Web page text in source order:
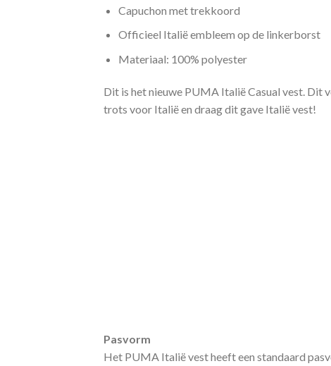
Capuchon met trekkoord
Officieel Italië embleem op de linkerborst
Materiaal: 100% polyester
Dit is het nieuwe PUMA Italië Casual vest. Dit
trots voor Italië en draag dit gave Italië vest!
Pasvorm
Het PUMA Italië vest heeft een standaard